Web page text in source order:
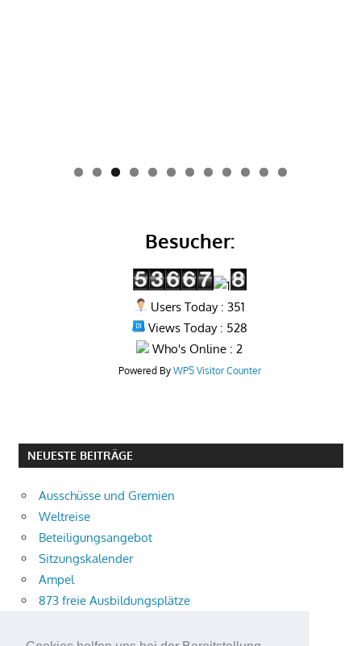
0 1 2
Besucher:
Users Today : 351
Views Today : 528
Who's Online : 2
Powered By WPS Visitor Counter
NEUESTE BEITRÄGE
Ausschüsse und Gremien
Weltreise
Beteiligungsangebot
Sitzungskalender
Ampel
873 freie Ausbildungsplätze
Aktuelle Verkehrsmeldungen